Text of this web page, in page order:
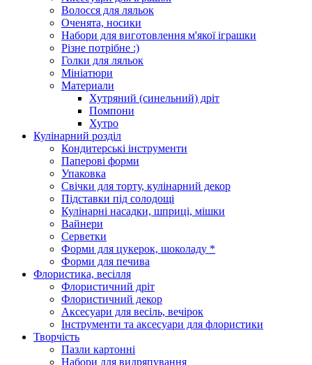
Волосся для ляльок
Оченята, носики
Набори для виготовлення м'якої іграшки
Різне потрібне :)
Голки для ляльок
Мініатюри
Материали
Хутряний (синельний) дріт
Помпони
Хутро
Кулінарний розділ
Кондитерські інструменти
Паперові форми
Упаковка
Свічки для торту, кулінарний декор
Підставки під солодощі
Кулінарні насадки, шприці, мішки
Вайнери
Серветки
Форми для цукерок, шоколаду *
Форми для печива
Флористика, весілля
Флористичний дріт
Флористичний декор
Аксесуари для весіль, вечірок
Інструменти та аксесуари для флористики
Творчість
Пазли картонні
Набори для видряпування